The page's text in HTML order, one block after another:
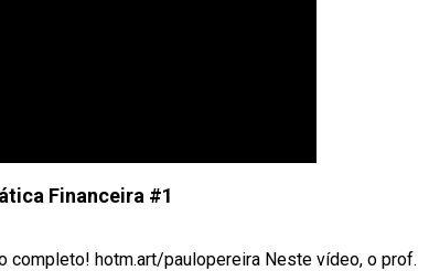
Financeira #1
completo! hotm.art/paulopereira Neste vídeo, o prof.